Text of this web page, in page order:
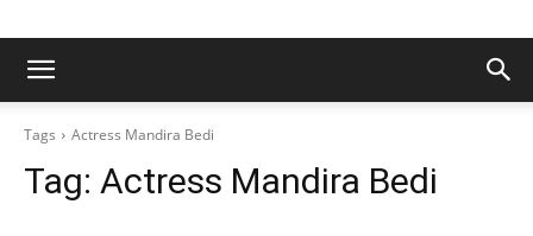
Tags Actress Mandira Bedi
Tag: Actress Mandira Bedi